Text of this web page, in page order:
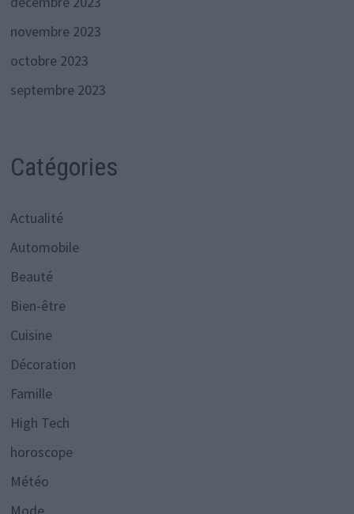
novembre 2023
octobre 2023
septembre 2023
Catégories
Actualité
Automobile
Beauté
Bien-être
Cuisine
Décoration
Famille
High Tech
horoscope
Météo
Mode